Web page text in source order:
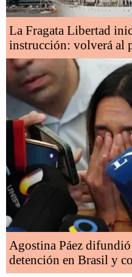
La Fragata Libertad
instrucción: volverá al
Agostina Páez difundió
detención en Brasil y